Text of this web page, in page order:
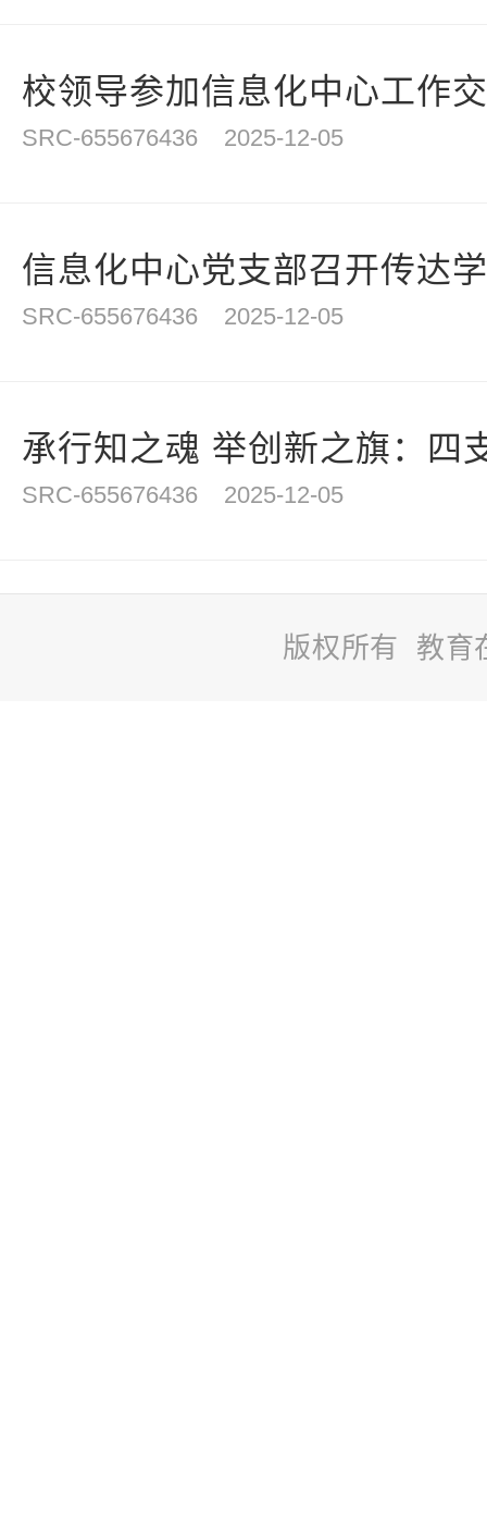
校领导参加信息化中心工作
SRC-655676436 2025-12-05
信息化中心党支部召开传达
SRC-655676436 2025-12-05
承行知之魂 举创新之旗：四
SRC-655676436 2025-12-05
版权所有 教育